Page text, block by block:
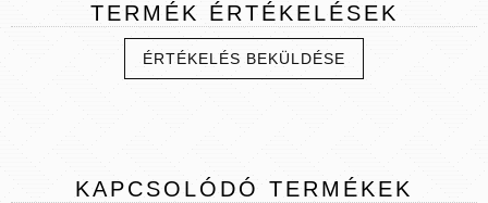
TERMÉK ÉRTÉKELÉSEK
ÉRTÉKELÉS BEKÜLDÉSE
KAPCSOLÓDÓ TERMÉKEK